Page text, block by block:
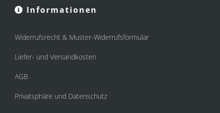
Informationen
Widerrufsrecht & Muster-Widerrufsformular
Liefer- und Versandkosten
AGB
Privatsphäre und Datenschutz